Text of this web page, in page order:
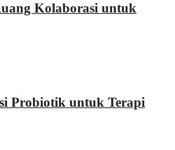
Kolaborasi untuk
Probiotik untuk Terapi